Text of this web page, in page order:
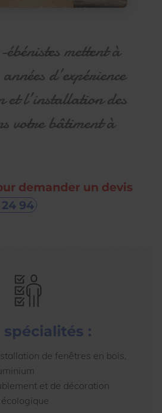
mettent à
d’expérience
et l’installation des
votre bâtiment à
demander un devis
94
spécialités :
de fenêtres en bois,
et de décoration
écologique